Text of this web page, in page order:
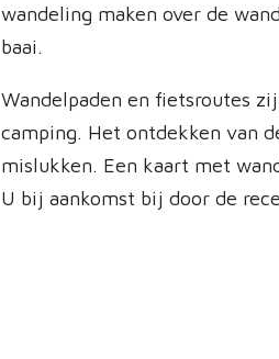
wandeling maken over de
baai.
Wandelpaden en fietsroutes
camping. Het ontdekken van
mislukken. Een kaart met
U bij aankomst bij door de